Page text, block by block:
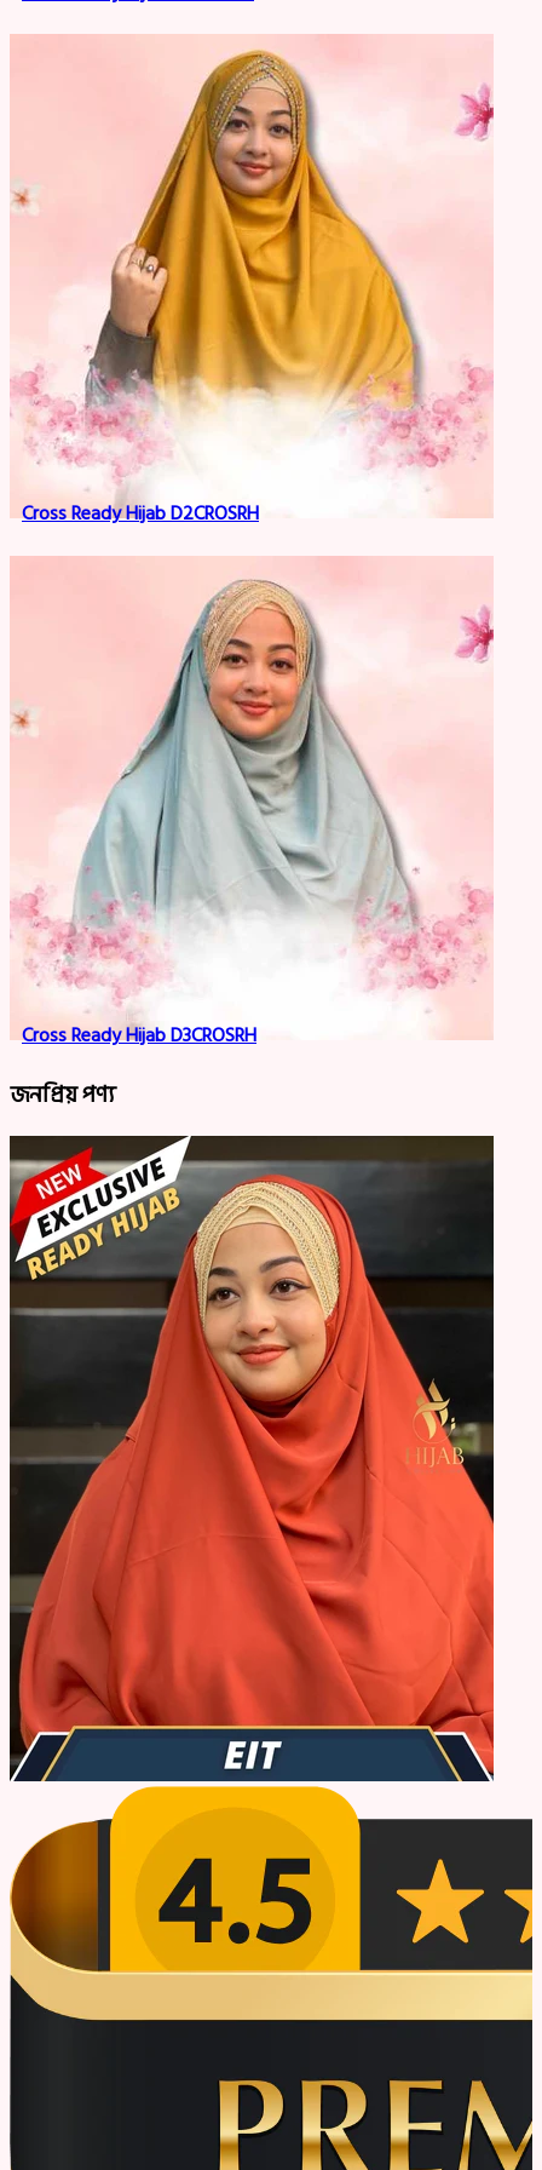
Cross Ready Hijab D2CROSRH
Cross Ready Hijab D3CROSRH
জনপ্রিয় পণ্য